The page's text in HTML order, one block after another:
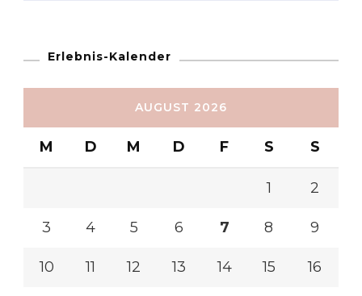
Erlebnis-Kalender
AUGUST 2026
M D M D F S S
1 2
3 4 5 6 7 8 9
10 11 12 13 14 15 16